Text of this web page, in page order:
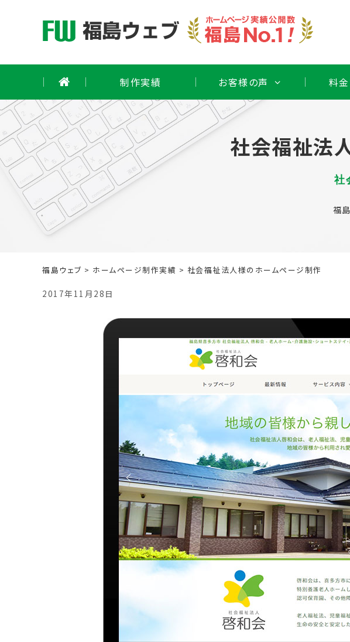
制作実績 お客様の声 料
社会福祉法
社
福
福島ウェブ > ホームページ制作実績 > 社会福祉法人様のホームページ制作
2017年11月28日